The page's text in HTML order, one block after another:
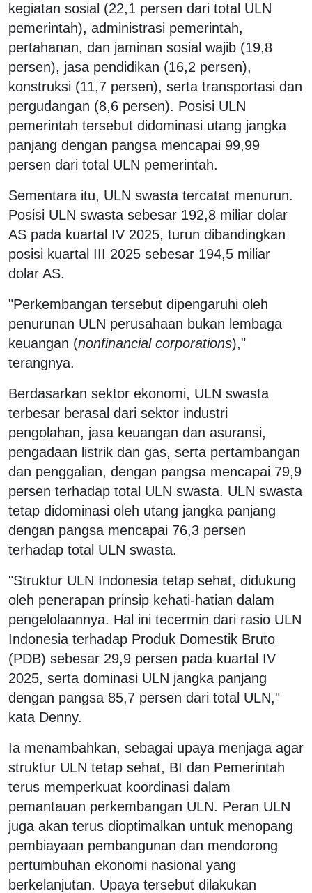
kegiatan sosial (22,1 persen dari total ULN
pemerintah), administrasi pemerintah,
pertahanan, dan jaminan sosial wajib (19,8
persen), jasa pendidikan (16,2 persen),
konstruksi (11,7 persen), serta transportasi dan
pergudangan (8,6 persen). Posisi ULN
pemerintah tersebut didominasi utang jangka
panjang dengan pangsa mencapai 99,99
persen dari total ULN pemerintah.
Sementara itu, ULN swasta tercatat menurun.
Posisi ULN swasta sebesar 192,8 miliar dolar
AS pada kuartal IV 2025, turun dibandingkan
posisi kuartal III 2025 sebesar 194,5 miliar
dolar AS.
"Perkembangan tersebut dipengaruhi oleh
penurunan ULN perusahaan bukan lembaga
keuangan (nonfinancial corporations),"
terangnya.
Berdasarkan sektor ekonomi, ULN swasta
terbesar berasal dari sektor industri
pengolahan, jasa keuangan dan asuransi,
pengadaan listrik dan gas, serta pertambangan
dan penggalian, dengan pangsa mencapai 79,9
persen terhadap total ULN swasta. ULN swasta
tetap didominasi oleh utang jangka panjang
dengan pangsa mencapai 76,3 persen
terhadap total ULN swasta.
"Struktur ULN Indonesia tetap sehat, didukung
oleh penerapan prinsip kehati-hatian dalam
pengelolaannya. Hal ini tecermin dari rasio ULN
Indonesia terhadap Produk Domestik Bruto
(PDB) sebesar 29,9 persen pada kuartal IV
2025, serta dominasi ULN jangka panjang
dengan pangsa 85,7 persen dari total ULN,"
kata Denny.
Ia menambahkan, sebagai upaya menjaga agar
struktur ULN tetap sehat, BI dan Pemerintah
terus memperkuat koordinasi dalam
pemantauan perkembangan ULN. Peran ULN
juga akan terus dioptimalkan untuk menopang
pembiayaan pembangunan dan mendorong
pertumbuhan ekonomi nasional yang
berkelanjutan. Upaya tersebut dilakukan